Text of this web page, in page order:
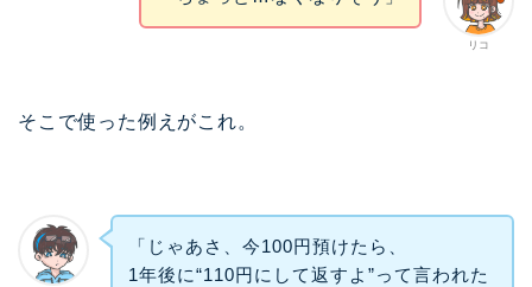
リコ
そこで使った例えがこれ。
「じゃあさ、今100円預けたら、
1年後に“110円にして返すよ”って言われた